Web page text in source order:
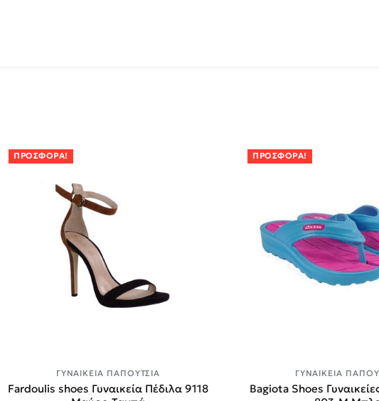
ΠΡΟΣΦΟΡΆ!
ΓΥΝΑΙΚΕΊΑ ΠΑΠΟΎΤΣΙΑ
Fardoulis shoes Γυναικεία Πέδιλα 9118
ΠΡΟΣΦΟΡΆ!
ΓΥΝΑΙΚΕΊΑ
Bagiota Shoes